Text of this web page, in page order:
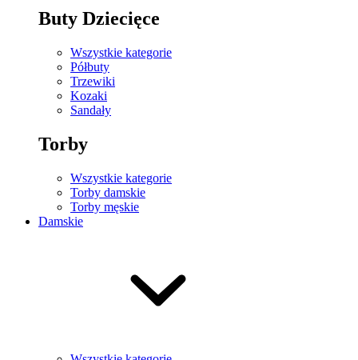
Buty Dziecięce
Wszystkie kategorie
Półbuty
Trzewiki
Kozaki
Sandały
Torby
Wszystkie kategorie
Torby damskie
Torby męskie
Damskie